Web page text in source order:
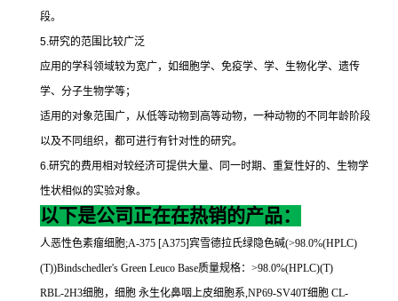
段。
5.研究的范围比较广泛
应用的学科领域较为宽广，如细胞学、免疫学、学、生物化学、遗传
学、分子生物学等；
适用的对象范围广，从低等动物到高等动物，一种动物的不同年龄阶段
以及不同组织，都可进行有针对性的研究。
6.研究的费用相对较经济可提供大量、同一时期、重复性好的、生物学
性状相似的实验对象。
以下是公司正在在热销的产品：
人恶性色素瘤细胞;A-375 [A375]宾雪德拉氏绿隐色碱(>98.0%(HPLC)
(T))Bindschedler's Green Leuco Base质量规格： >98.0%(HPLC)(T)
RBL-2H3细胞，细胞 永生化鼻咽上皮细胞系,NP69-SV40T细胞 CL-